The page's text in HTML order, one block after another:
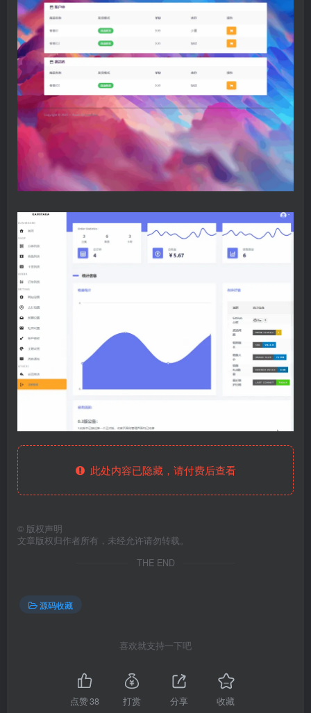
此处内容已隐藏，请付费后查看
© 版权声明
文章版权归作者所有，未经允许请勿转载。
THE END
源码收藏
喜欢就支持一下吧
点赞38 打赏 分享 收藏